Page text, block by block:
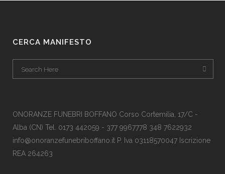
CERCA MANIFESTO
ONORANZE FUNEBRI BOFFANO Corso Cortemilia, 17/C -
Alba (CN) Tel. 0173 442059 - 377 9967778 348 7622932
info@onoranzefunebriboffano.it P. Iva 03118570047 Iscrizione
REA 264263